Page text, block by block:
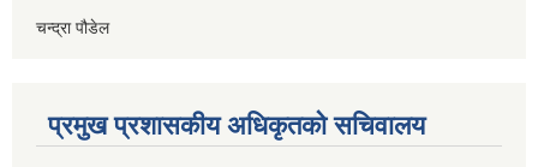
चन्द्रा पौडेल
प्रमुख प्रशासकीय अधिकृतको सचिवालय